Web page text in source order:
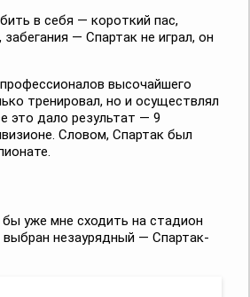
в себя — короткий пас,
— Спартак не играл, он
высочайшего
тренировал, но и осуществлял
это дало результат — 9
Словом, Спартак был
уже мне сходить на стадион
незаурядный — Спартак-